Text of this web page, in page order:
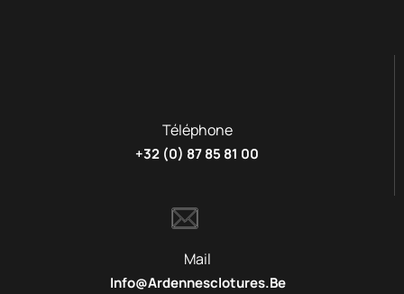
Téléphone
+32 (0) 87 85 81 00
Mail
Info@ardennesclotures.be